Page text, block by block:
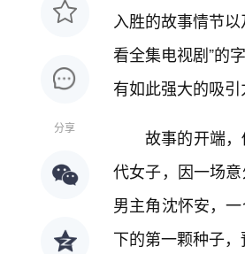
分享
入胜的故事情节
看全集电视剧”的
有如此强大的吸引
故事的开端
代女子，因一场
男主角沈怀安，
下的第一颗种子